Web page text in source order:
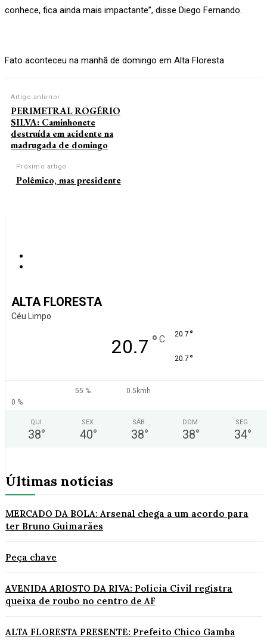
conhece, fica ainda mais impactante”, disse Diego Fernando.
Fato aconteceu na manhã de domingo em Alta Floresta
Artigo anterior
PERIMETRAL ROGÉRIO
SILVA: Caminhonete
destruída em acidente na
madrugada de domingo
Próximo artigo
Polêmico, mas presidente
ALTA FLORESTA
Céu Limpo
20.7 ° C 20.7 °
20.7 °
55 %
0.5kmh
0 %
QUI
38°
SEX
40°
SÁB
38°
DOM
38°
SEG
34°
Últimas notícias
MERCADO DA BOLA: Arsenal chega a um acordo para
ter Bruno Guimarães
Peça chave
AVENIDA ARIOSTO DA RIVA: Polícia Civil registra
queixa de roubo no centro de AF
ALTA FLORESTA PRESENTE: Prefeito Chico Gamba